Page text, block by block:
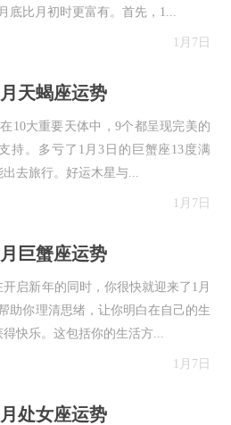
底比月初时更富有。首先，1...
1月7日
天蝎座运势
10大重要天体中，9个都呈现完美的
持。多亏了1月3日的巨蟹座13度满
去旅行。好运木星与...
1月7日
巨蟹座运势
启新年的同时，你很快就迎来了1月
助你理清思绪，让你明白在自己的生
快乐。这包括你的生活方...
1月7日
处女座运势